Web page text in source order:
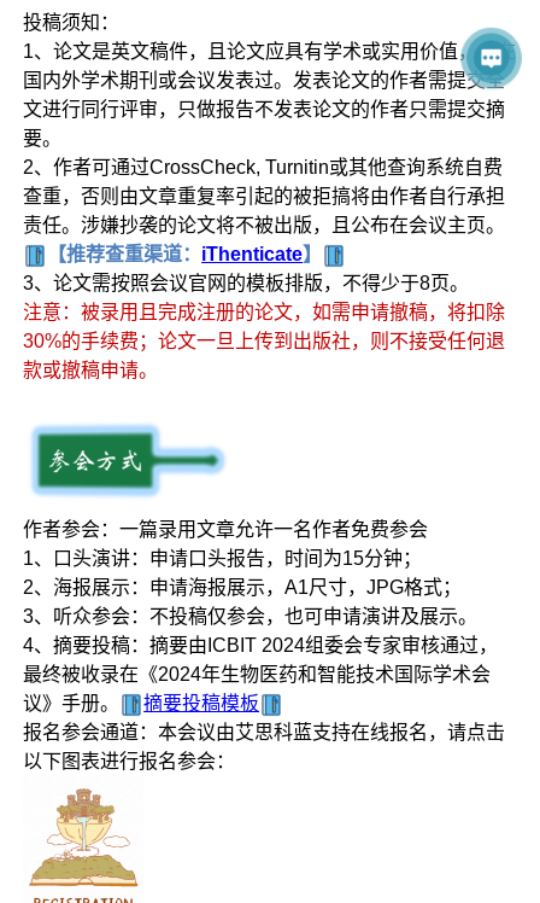
投稿须知：
1、论文是英文稿件，且论文应具有学术或实用价值，未在
国内外学术期刊或会议发表过。发表论文的作者需提交全
文进行同行评审，只做报告不发表论文的作者只需提交摘
要。
2、作者可通过CrossCheck, Turnitin或其他查询系统自费
查重，否则由文章重复率引起的被拒搞将由作者自行承担
责任。涉嫌抄袭的论文将不被出版，且公布在会议主页。
【推荐查重渠道： iThenticate】
3、论文需按照会议官网的模板排版，不得少于8页。
注意：被录用且完成注册的论文，如需申请撤稿，将扣除
30%的手续费；论文一旦上传到出版社，则不接受任何退
款或撤稿申请。
作者参会：一篇录用文章允许一名作者免费参会
1、口头演讲：申请口头报告，时间为15分钟；
2、海报展示：申请海报展示，A1尺寸，JPG格式；
3、听众参会：不投稿仅参会，也可申请演讲及展示。
4、摘要投稿：摘要由ICBIT 2024组委会专家审核通过，
最终被收录在《2024年生物医药和智能技术国际学术会
议》手册。
摘要投稿模板
报名参会通道：本会议由艾思科蓝支持在线报名，请点击
以下图表进行报名参会：